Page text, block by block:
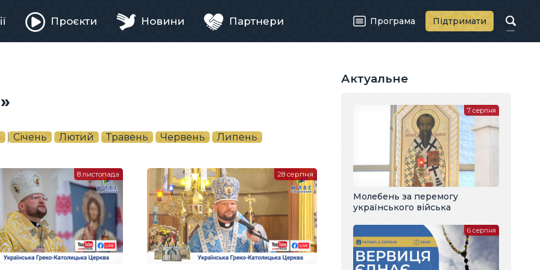
Проєкти Новини Партнери Програма Підтримати
Січень Лютий Травень Червень
Липень
8 листопада 28 серпня
Актуальне
Молебень за перемогу
українського війська
7 серпня
6 серпня